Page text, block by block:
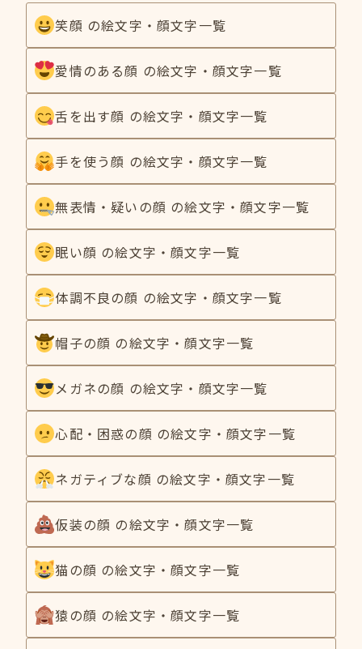
笑顔 の絵文字・顔文字一覧
愛情のある顔 の絵文字・顔文字一覧
舌を出す顔 の絵文字・顔文字一覧
手を使う顔 の絵文字・顔文字一覧
無表情・疑いの顔 の絵文字・顔文字一覧
眠い顔 の絵文字・顔文字一覧
体調不良の顔 の絵文字・顔文字一覧
帽子の顔 の絵文字・顔文字一覧
メガネの顔 の絵文字・顔文字一覧
心配・困惑の顔 の絵文字・顔文字一覧
ネガティブな顔 の絵文字・顔文字一覧
仮装の顔 の絵文字・顔文字一覧
猫の顔 の絵文字・顔文字一覧
猿の顔 の絵文字・顔文字一覧